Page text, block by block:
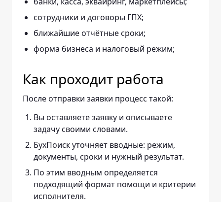
сотрудники и договоры ГПХ;
ближайшие отчётные сроки;
форма бизнеса и налоговый режим;
Как проходит работа
После отправки заявки процесс такой:
Вы оставляете заявку и описываете
задачу своими словами.
БухПоиск уточняет вводные: режим,
документы, сроки и нужный результат.
По этим вводным определяется
подходящий формат помощи и критерии
исполнителя.